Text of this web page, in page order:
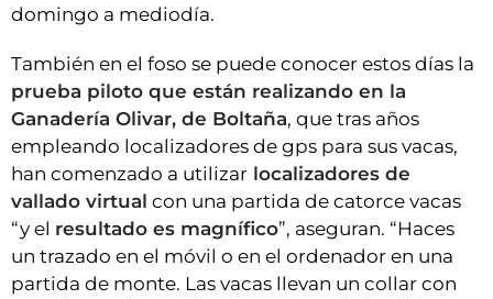
domingo a mediodía.
También en el foso se puede conocer estos días la
prueba piloto que están realizando en la
Ganadería Olivar, de Boltaña, que tras años
empleando localizadores de gps para sus vacas,
han comenzado a utilizar localizadores de
vallado virtual con una partida de catorce vacas
“y el resultado es magnífico”, aseguran. “Haces
un trazado en el móvil o en el ordenador en una
partida de monte. Las vacas llevan un collar con